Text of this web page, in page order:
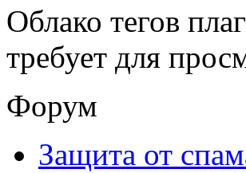
Облако тегов
требует для
Форум
Защита от